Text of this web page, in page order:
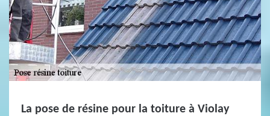
La pose de résine pour la toiture à Violay